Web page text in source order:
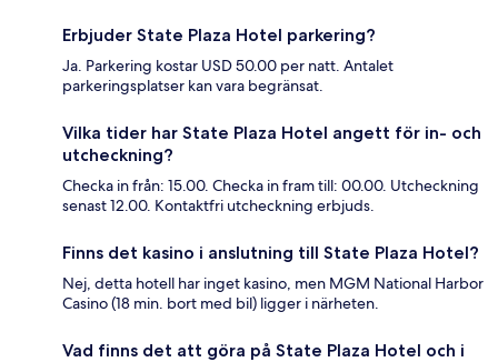
Erbjuder State Plaza Hotel parkering?
Ja. Parkering kostar USD 50.00 per natt. Antalet
parkeringsplatser kan vara begränsat.
Vilka tider har State Plaza Hotel angett för in- och
utcheckning?
Checka in från: 15.00. Checka in fram till: 00.00. Utcheckning
senast 12.00. Kontaktfri utcheckning erbjuds.
Finns det kasino i anslutning till State Plaza Hotel?
Nej, detta hotell har inget kasino, men MGM National Harbor
Casino (18 min. bort med bil) ligger i närheten.
Vad finns det att göra på State Plaza Hotel och i